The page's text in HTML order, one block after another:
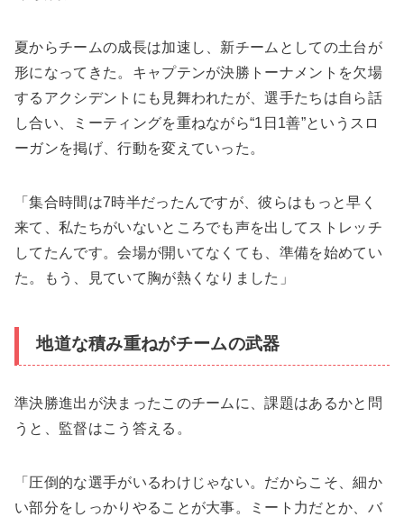
夏からチームの成長は加速し、新チームとしての土台が
形になってきた。キャプテンが決勝トーナメントを欠場
するアクシデントにも見舞われたが、選手たちは自ら話
し合い、ミーティングを重ねながら“1日1善”というスロ
ーガンを掲げ、行動を変えていった。
「集合時間は7時半だったんですが、彼らはもっと早く
来て、私たちがいないところでも声を出してストレッチ
してたんです。会場が開いてなくても、準備を始めてい
た。もう、見ていて胸が熱くなりました」
地道な積み重ねがチームの武器
準決勝進出が決まったこのチームに、課題はあるかと問
うと、監督はこう答える。
「圧倒的な選手がいるわけじゃない。だからこそ、細か
い部分をしっかりやることが大事。ミート力だとか、バ